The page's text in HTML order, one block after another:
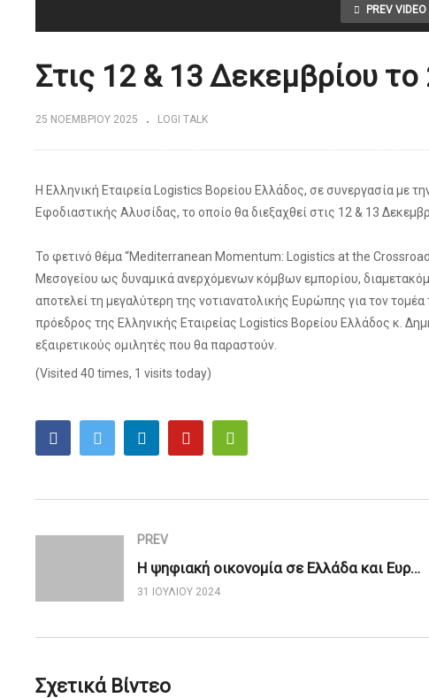
PREV VIDEO
Στις 12 & 13 Δεκεμβρίου
25 ΝΟΕΜΒΡΊΟΥ 2025 LOGI TALK
Η Ελληνική Εταιρεία Logistics Βορείου Ελλάδος, σε συνεργασία με
Εφοδιαστικής Αλυσίδας, το οποίο θα διεξαχθεί στις 12 & 13
Το φετινό θέμα “Mediterranean Momentum: Logistics at the
Μεσογείου ως δυναμικά ανερχόμενων κόμβων εμπορίου,
αποτελεί τη μεγαλύτερη της νοτιανατολικής Ευρώπης για τον
πρόεδρος της Ελληνικής Εταιρείας Logistics Βορείου Ελλάδος κ.
εξαιρετικούς ομιλητές που θα παραστούν.
(Visited 40 times, 1 visits today)
PREV
Η ψηφιακή οικονομία σε Ελλάδα και Ευρώπη
31 ΙΟΥΛΊΟΥ 2024
Σχετικά Βίντεο